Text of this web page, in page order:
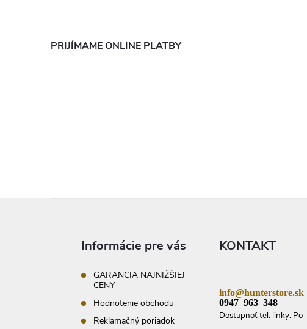
PRIJÍMAME ONLINE PLATBY
Informácie pre vás
GARANCIA NAJNIŽŠIEJ
CENY
Hodnotenie obchodu
Reklamačný poriadok
KONTAKT
info@hunterstore.sk
0947 963 348
Dostupnoť tel. linky: